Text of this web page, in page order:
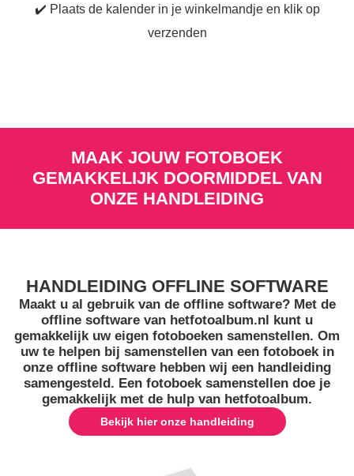
✔️ Plaats de kalender in je winkelmandje en klik op
verzenden
MAAK JOUW FOTOBOEK
GEMAKKELIJK DOORMIDDEL VAN
ONZE HANDLEIDING
HANDLEIDING OFFLINE SOFTWARE
Maakt u al gebruik van de offline software? Met de
offline software van hetfotoalbum.nl kunt u
gemakkelijk uw eigen fotoboeken samenstellen. Om
uw te helpen bij samenstellen van een fotoboek in
onze offline software hebben wij een handleiding
samengesteld. Een fotoboek samenstellen doe je
gemakkelijk met de hulp van hetfotoalbum.
Bekijk hier onze handleiding